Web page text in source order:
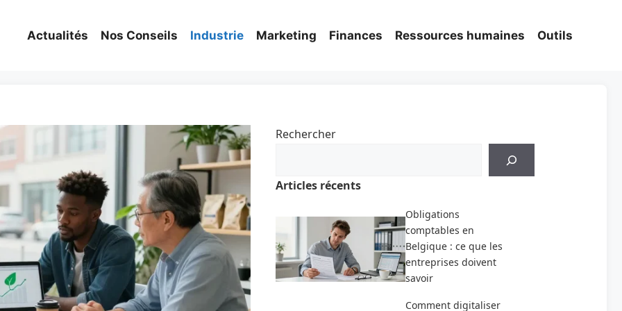
Actualités Nos Conseils Industrie Marketing Finances Ressources humaines Outils
Rechercher
Articles récents
Obligations
comptables en
Belgique : ce que les
entreprises doivent
savoir
Comment digitaliser